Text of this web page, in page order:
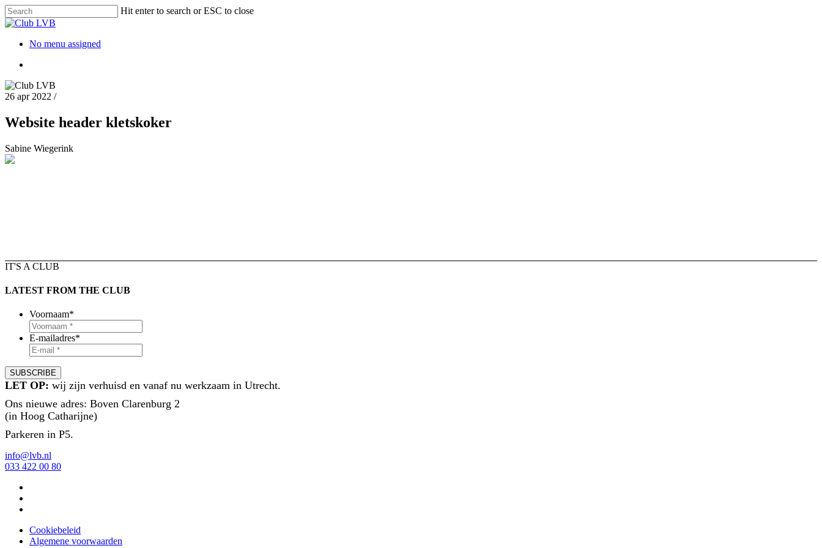
Hit enter to search or ESC to close
No menu assigned
26 apr 2022 /
Website header kletskoker
Sabine Wiegerink
IT'S A CLUB
LATEST FROM THE CLUB
Voornaam*
E-mailadres*
LET OP: wij zijn verhuisd en vanaf nu werkzaam in Utrecht.
Ons nieuwe adres: Boven Clarenburg 2
(in Hoog Catharijne)
Parkeren in P5.
info@lvb.nl
033 422 00 80
Cookiebeleid
Algemene voorwaarden